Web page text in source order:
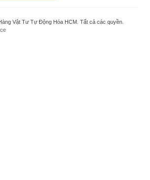
Vật Tư Tự Động Hóa HCM. Tất cả các quyền.